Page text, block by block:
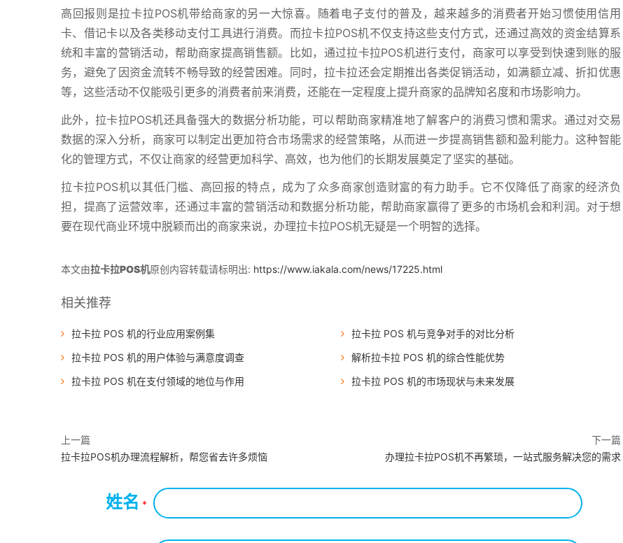
高回报则是拉卡拉POS机带给商家的另一大惊喜。随着电子支付的普及，越来越多的消费者开始习惯使用信用
卡、借记卡以及各类移动支付工具进行消费。而拉卡拉POS机不仅支持这些支付方式，还通过高效的资金结算系
统和丰富的营销活动，帮助商家提高销售额。比如，通过拉卡拉POS机进行支付，商家可以享受到快速到账的服
务，避免了因资金流转不畅导致的经营困难。同时，拉卡拉还会定期推出各类促销活动，如满额立减、折扣优惠
等，这些活动不仅能吸引更多的消费者前来消费，还能在一定程度上提升商家的品牌知名度和市场影响力。
此外，拉卡拉POS机还具备强大的数据分析功能，可以帮助商家精准地了解客户的消费习惯和需求。通过对交易
数据的深入分析，商家可以制定出更加符合市场需求的经营策略，从而进一步提高销售额和盈利能力。这种智能
化的管理方式，不仅让商家的经营更加科学、高效，也为他们的长期发展奠定了坚实的基础。
拉卡拉POS机以其低门槛、高回报的特点，成为了众多商家创造财富的有力助手。它不仅降低了商家的经济负
担，提高了运营效率，还通过丰富的营销活动和数据分析功能，帮助商家赢得了更多的市场机会和利润。对于想
要在现代商业环境中脱颖而出的商家来说，办理拉卡拉POS机无疑是一个明智的选择。
本文由拉卡拉POS机原创内容转载请标明出: https://www.iakala.com/news/17225.html
相关推荐
拉卡拉 POS 机的行业应用案例集
拉卡拉 POS 机与竞争对手的对比分析
拉卡拉 POS 机的用户体验与满意度调查
解析拉卡拉 POS 机的综合性能优势
拉卡拉 POS 机在支付领域的地位与作用
拉卡拉 POS 机的市场现状与未来发展
上一篇
拉卡拉POS机办理流程解析，帮您省去许多烦恼
下一篇
办理拉卡拉POS机不再繁琐，一站式服务解决您的需求
姓名 *